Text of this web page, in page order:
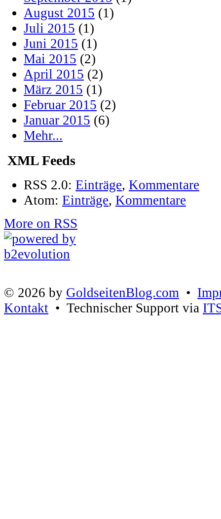
August 2015 (1)
Juli 2015 (1)
Juni 2015 (1)
Mai 2015 (2)
April 2015 (2)
März 2015 (1)
Februar 2015 (2)
Januar 2015 (6)
Mehr...
XML Feeds
RSS 2.0: Einträge, Kommentare
Atom: Einträge, Kommentare
More on RSS
© 2026 by GoldseitenBlog.com •
Kontakt • Technischer Support via